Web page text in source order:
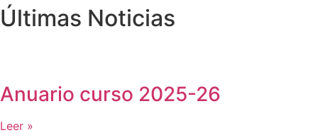
Últimas Noticias
Anuario curso 2025-26
Leer »